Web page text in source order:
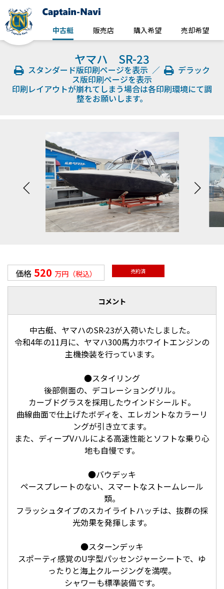
中古艇 販売店 購入希望 売却希望
ヤマハ SR-23
スタンダード版印刷ページを表示 ／
デラック
ス版印刷ページを表示
印刷レイアウトが崩れてしまう場合は各印刷環境にて調
整をお願いします。
価格 520 万円（税込） 売約済
コメント
中古艇、ヤマハのSR-23が入荷いたしました。
令和4年の11月に、ヤマハ300馬力ホワイトエンジンの
主機換装を行っています。
●スタイリング
後部側面の、デコレーショングリル。
カーブドグラスを採用したウインドシールド。
曲線曲面で仕上げたボディを、エレガントなカラーリ
ングが引き立てます。
また、ディープVハルによる高速性能とソフトな乗り心
地も自慢です。
●バウデッキ
ペースプレートのない、スマートなストームレール
類。
フラッシュタイプのスカイライトハッチは、抜群の採
光効果を発揮します。
●スターンデッキ
スポーティ感覚のU字型パッセンジャーシートで、ゆ
ったりと海上クルージングを満喫。
シャワーも標準装備です。